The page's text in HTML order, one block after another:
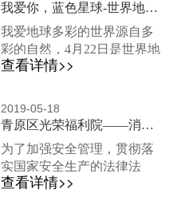
心物资，带领商会成员来到
我院，向我院的各位伟大的
妈妈们送上节日的祝福。上
午时分，吉安市丰城商会的
十字会成员在赖会长等领导
的带领下来到我院开展了“爱
心相伴，“救”在身边”的宣传
物资。于此同时，在8号上
午，青原区红十字会组织在
吉安中西医结合医院举办
了“2019年彩票公益金红十字
应急救护培训”活动...
我爱你，蓝色星球-世界地球日征集令
我爱地球多彩的世界源自多
彩的自然，4月22日是世界地
球日，中华民族向来尊重自
年的中华文明孕育着丰富的
生态文化。作为地球村的公
球，也将在4月发起生态征集
令，希望融德尚花园里的家
人们，和我们一起，用实际
查看详情>>
2019-05-18
青原区光荣福利院——消防知识培训
为了加强安全管理，贯彻落
实国家安全生产的法律法
规，以及进一步强化整个项
查看详情>>